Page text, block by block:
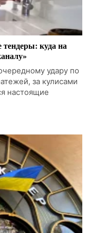
куда на
удару по
за кулисами
настоящие